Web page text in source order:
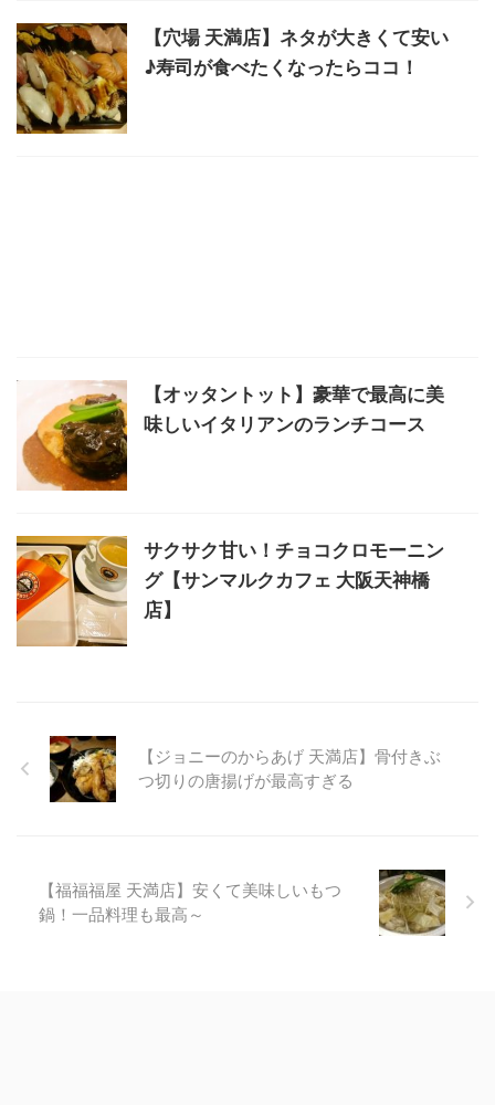
【穴場 天満店】ネタが大きくて安い
♪寿司が食べたくなったらココ！
【オッタントット】豪華で最高に美
味しいイタリアンのランチコース
サクサク甘い！チョコクロモーニン
グ【サンマルクカフェ 大阪天神橋
店】
【ジョニーのからあげ 天満店】骨付きぶ
つ切りの唐揚げが最高すぎる
【福福福屋 天満店】安くて美味しいもつ
鍋！一品料理も最高～